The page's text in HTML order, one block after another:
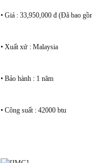
• Giá : 33,950,000 đ (Đã bao
• Xuất xứ : Malaysia
• Bảo hành : 1 năm
• Công suất : 42000 btu